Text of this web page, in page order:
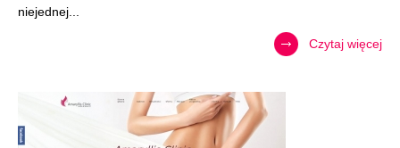
niejednej...
Czytaj więcej